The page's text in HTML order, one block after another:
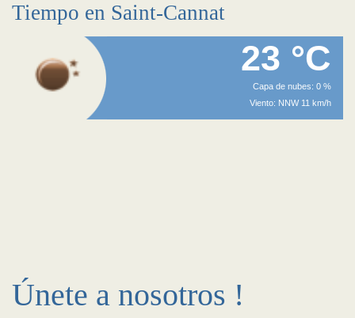
Tiempo en Saint-Cannat
23 °C
Capa de nubes: 0 %
Viento: NNW 11 km/h
Únete a nosotros !